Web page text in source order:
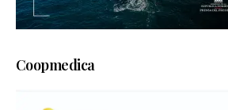
Coopmedica